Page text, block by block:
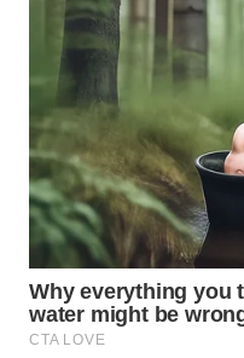
TRAVEL
WAHANA
TV
WAHANANEWS
ID
WAHANANEWS
WAHANANEWS